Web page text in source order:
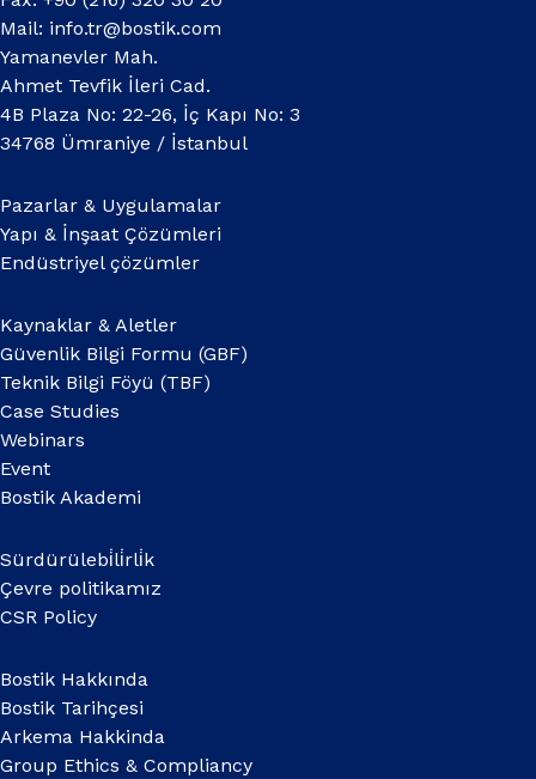
Mail: info.tr@bostik.com
Yamanevler Mah.
Ahmet Tevfik İleri Cad.
4B Plaza No: 22-26, İç Kapı No: 3
34768 Ümraniye / İstanbul
Pazarlar & Uygulamalar
Yapı & İnşaat Çözümleri
Endüstriyel çözümler
Kaynaklar & Aletler
Güvenlik Bilgi Formu (GBF)
Teknik Bilgi Föyü (TBF)
Case Studies
Webinars
Event
Bostik Akademi
Sürdürülebi̇li̇rli̇k
Çevre politikamız
CSR Policy
Bostik Hakkında
Bostik Tarihçesi
Arkema Hakkinda
Group Ethics & Compliancy